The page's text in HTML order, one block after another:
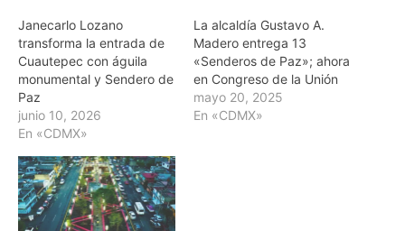
Janecarlo Lozano
transforma la entrada de
Cuautepec con águila
monumental y Sendero de
Paz
junio 10, 2026
En «CDMX»
La alcaldía Gustavo A.
Madero entrega 13
«Senderos de Paz»; ahora
en Congreso de la Unión
mayo 20, 2025
En «CDMX»